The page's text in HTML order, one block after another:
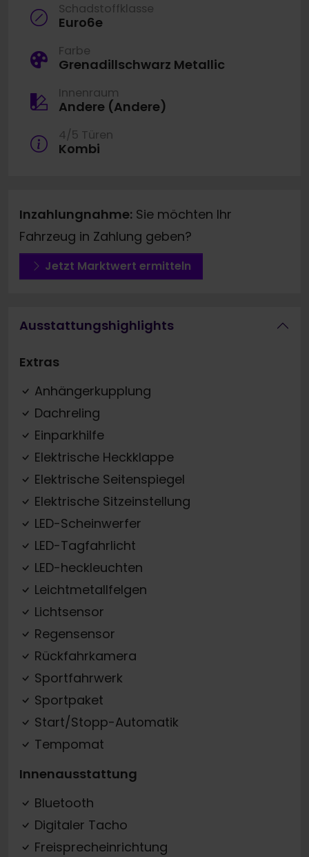
Schadstoffklasse
Euro6e
Farbe
Grenadillschwarz Metallic
Innenraum
Andere (Andere)
4/5 Türen
Kombi
Inzahlungnahme: Sie möchten Ihr
Fahrzeug in Zahlung geben?
Jetzt Marktwert ermitteln
Ausstattungshighlights
Extras
Anhängerkupplung
Dachreling
Einparkhilfe
Elektrische Heckklappe
Elektrische Seitenspiegel
Elektrische Sitzeinstellung
LED-Scheinwerfer
LED-Tagfahrlicht
LED-heckleuchten
Leichtmetallfelgen
Lichtsensor
Regensensor
Rückfahrkamera
Sportfahrwerk
Sportpaket
Start/Stopp-Automatik
Tempomat
Innenausstattung
Bluetooth
Digitaler Tacho
Freisprecheinrichtung